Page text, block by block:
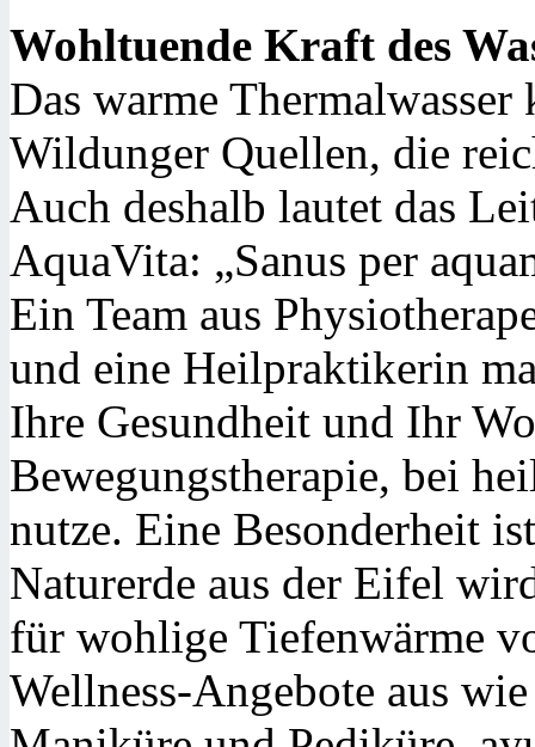
Wohltuende Kraft des
Das warme
Wildunger Quellen, die
Auch deshalb lautet das
AquaVita: „Sanus per
Ein Team aus
und eine Heilpraktikerin
Ihre Gesundheit und Ihr
Bewegungstherapie, bei
nutze. Eine Besonderheit
Naturerde aus der Eifel
für wohlige Tiefenwärme
Wellness-Angebote aus